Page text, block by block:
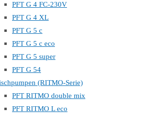
PFT G 4 FC-230V
PFT G 4 XL
PFT G 5 c
PFT G 5 c eco
PFT G 5 super
PFT G 54
(RITMO-Serie)
PFT RITMO double mix
PFT RITMO L eco